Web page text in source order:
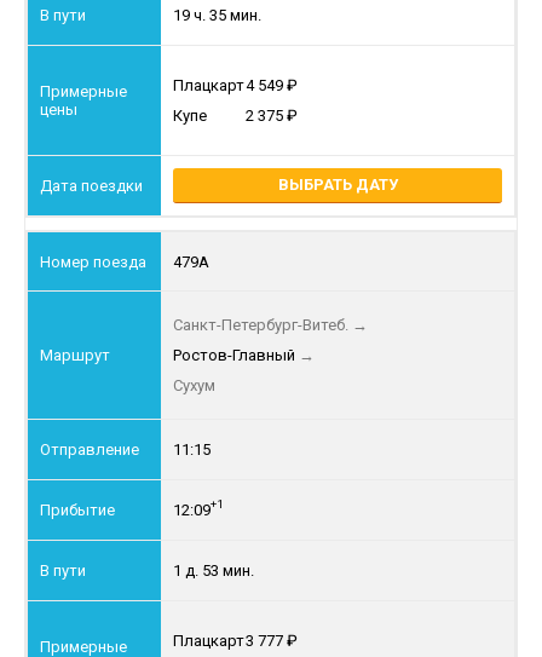
19 ч. 35 мин.
Плацкарт4 549
Купе
2 375
ВЫБРАТЬ ДАТУ
479А
Санкт-Петербург-Витеб. →
Ростов-Главный →
Сухум
11:15
12:09+1
1 д. 53 мин.
Плацкарт3 777